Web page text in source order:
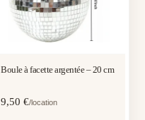
Boule à facette argentée – 20 cm
9,50 €/location